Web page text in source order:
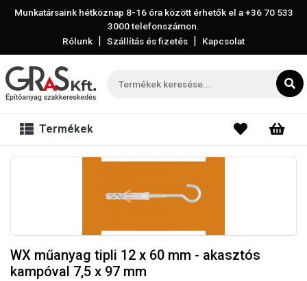
Munkatársaink hétköznap 8-16 óra között érhetők el a+36 70 533
3000telefonszámon.
Rólunk | Szállítás és fizetés | Kapcsolat
Termékek
WX műanyag tipli 12 x 60 mm - akasztós
kampóval 7,5 x 97 mm